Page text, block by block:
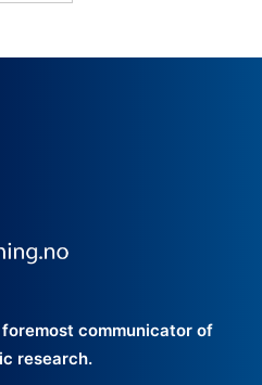
communicator of
research.